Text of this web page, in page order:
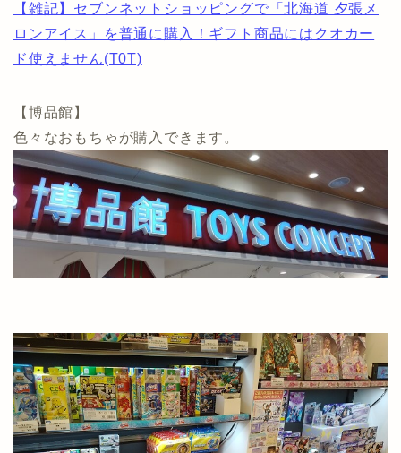
【雑記】セブンネットショッピングで「北海道 夕張メ
ロンアイス」を普通に購入！ギフト商品にはクオカー
ド使えません(T0T)
【博品館】
色々なおもちゃが購入できます。